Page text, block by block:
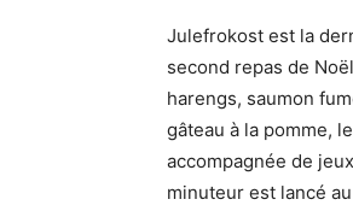
Julefrokost est la
second repas de
harengs, saumon
gâteau à la pomme,
accompagnée de
minuteur est lancé